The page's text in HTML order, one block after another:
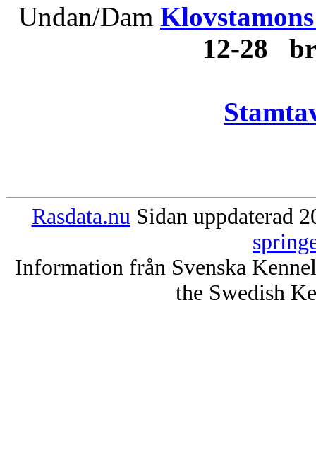
Undan/Dam
12-28
Rasdata.nu Sidan uppdaterad
Information från Svenska
the Swedish